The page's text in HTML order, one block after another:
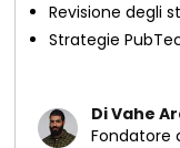
Revisione degli
Strategie
Di Vahe
Fondatore